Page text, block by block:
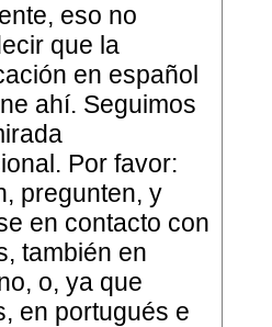
eso no
que la
en español
ahí. Seguimos
Por favor:
pregunten, y
en contacto con
también en
o, ya que
en portugués e